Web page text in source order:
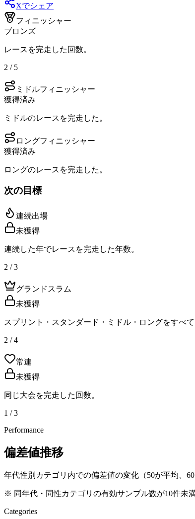
Xでシェア
フィニッシャー
ブロンズ
レースを完走した回数。
2 / 5
ミドルフィニッシャー
獲得済み
ミドルのレースを完走した。
ロングフィニッシャー
獲得済み
ロングのレースを完走した。
次の目標
連続出場
未獲得
連続した年でレースを完走した年数。
2 / 3
グランドスラム
未獲得
スプリント・スタンダード・ミドル・ロングをすべて
2 / 4
常連
未獲得
同じ大会を完走した回数。
1 / 3
Performance
偏差値推移
年代性別カテゴリ内での偏差値の変化（50が平均、60
※ 同年代・同性カテゴリの有効サンプル数が10件未
Categories